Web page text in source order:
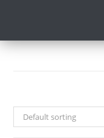
Default sorting